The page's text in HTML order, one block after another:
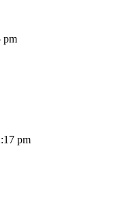
pm
pm